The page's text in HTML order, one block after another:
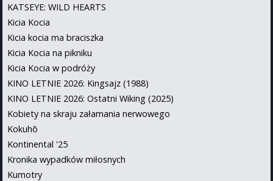
KATSEYE: WILD HEARTS
Kicia Kocia
Kicia kocia ma braciszka
Kicia Kocia na pikniku
Kicia Kocia w podróży
KINO LETNIE 2026: Kingsajz (1988)
KINO LETNIE 2026: Ostatni Wiking (2025)
Kobiety na skraju załamania nerwowego
Kokuhō
Kontinental '25
Kronika wypadków miłosnych
Kumotry